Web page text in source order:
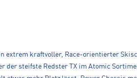
extrem kraftvoller, Race-orientierter
der steifste Redster TX im Atomic